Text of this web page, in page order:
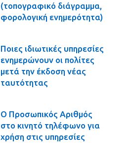
(τοπογραφικό διάγραμμα,
φορολογική ενημερότητα)
Ποιες ιδιωτικές υπηρεσίες
ενημερώνουν οι πολίτες
μετά την έκδοση νέας
ταυτότητας
Ο Προσωπικός Αριθμός
στο κινητό τηλέφωνο για
χρήση στις υπηρεσίες